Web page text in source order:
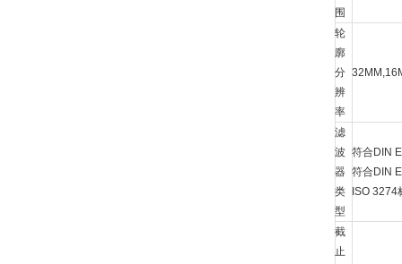
围
轮
廓
分
辨
率
滤
波
器
类
型
符合DIN
符合DIN
ISO
截
止